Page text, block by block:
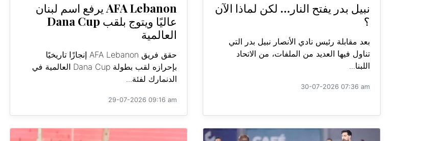
نبيل بدر يفتح النار… لكن لماذا الآن
؟
بعد مقابلة رئيس نادي الأنصار نبيل بدر التي
تناول فيها العديد من الملفات، من الاتحاد
اللبنا...
30-07-2026 07:36 am
AFA Lebanon يرفع اسم لبنان
عاليًا ويتوج بلقب Dana Cup
العالمية
حقق فريق AFA Lebanon إنجازًا تاريخيًا
بإحرازه لقب بطولة Dana Cup العالمية في
الدنمارك لفئة...
29-07-2026 09:16 am